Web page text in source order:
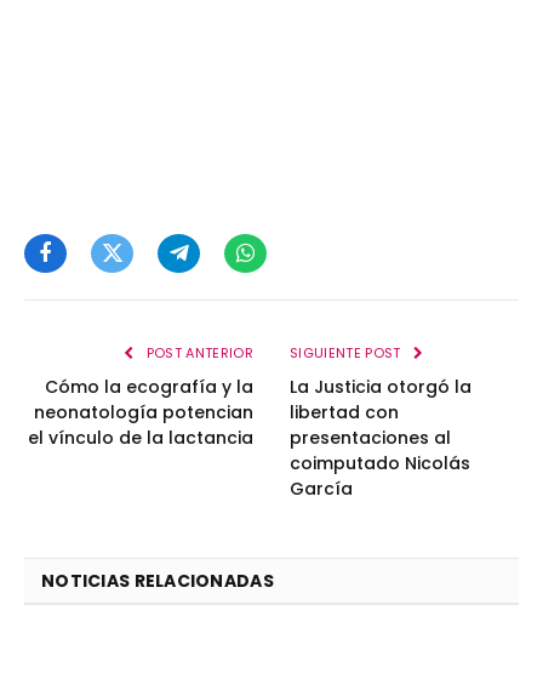
FacebookTwitterTelegramWhatsApp
POST ANTERIOR
Cómo la ecografía y la
neonatología potencian
el vínculo de la lactancia
SIGUIENTE POST
La Justicia otorgó la
libertad con
presentaciones al
coimputado Nicolás
García
NOTICIAS RELACIONADAS